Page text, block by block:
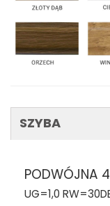
SZYBA
PODWÓJNA
UG=1,0